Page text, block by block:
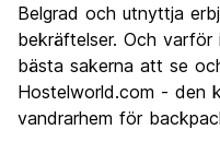
Värde för pengarna
Belgrad och utnyttja
bekräftelser. Och
bästa sakerna att se
Hostelworld.com - den
vandrarhem för